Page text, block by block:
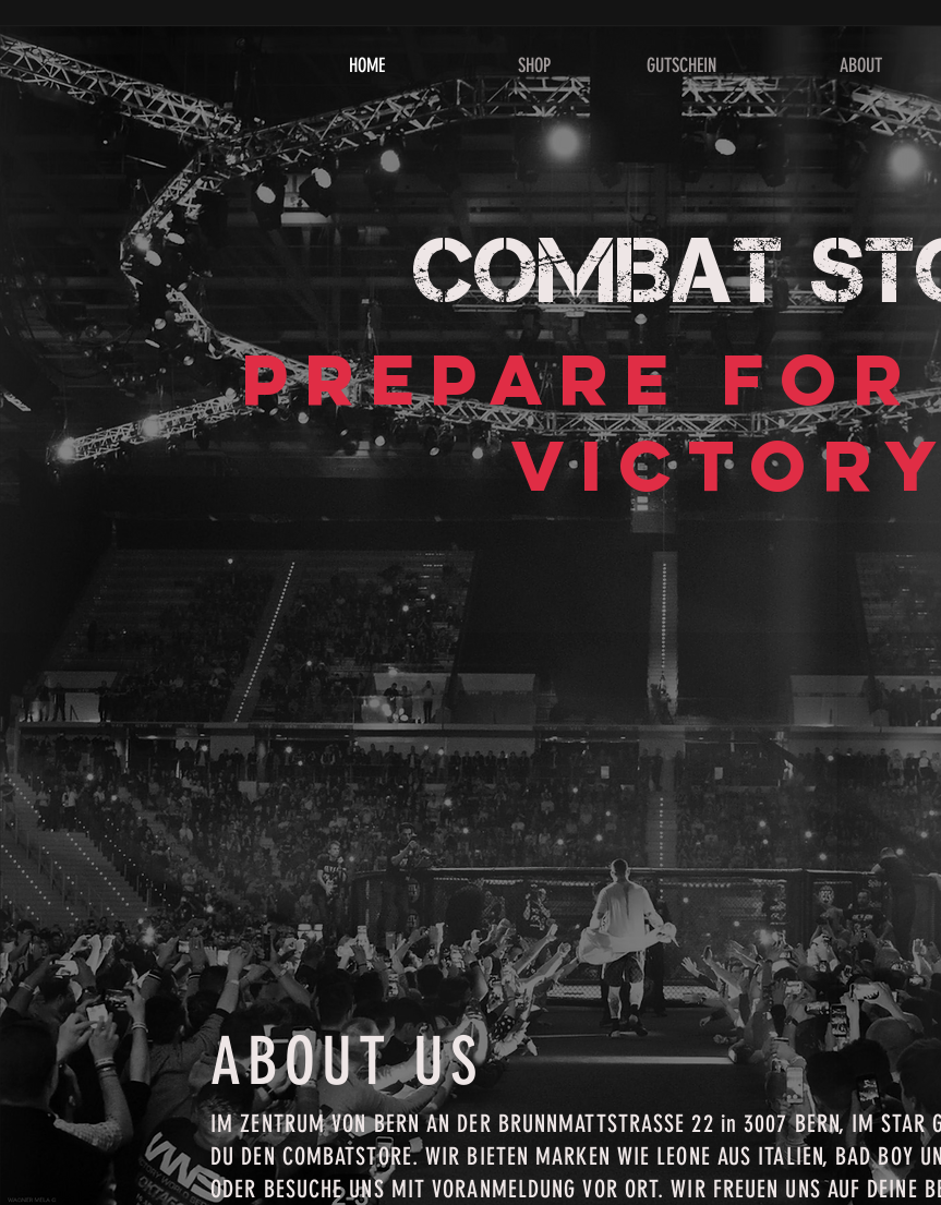
HOME SHOP GUTSCHEIN ABOUT
COMBAT
PREPARE FOR
VICTORY
ABOUT US
IM ZENTRUM VON BERN AN DER BRUNNMATTSTRASSE 22 in 3007 BERN, IM STAR
DU DEN COMBATSTORE. WIR BIETEN MARKEN WIE LEONE AUS ITALIEN, BAD BOY
ODER BESUCHE UNS MIT VORANMELDUNG VOR ORT. WIR FREUEN UNS AUF DEINE